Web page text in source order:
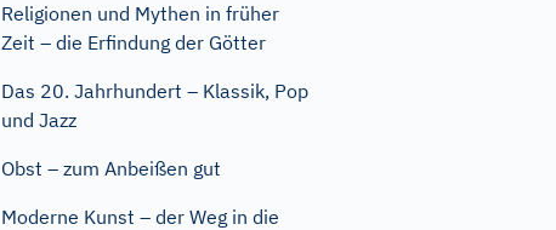
Religionen und Mythen in früher
Zeit – die Erfindung der Götter
Das 20. Jahrhundert – Klassik, Pop
und Jazz
Obst – zum Anbeißen gut
Moderne Kunst – der Weg in die